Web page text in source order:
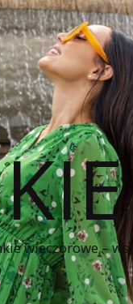
wieczorowe –